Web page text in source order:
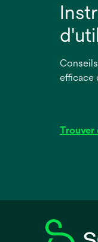
efficace
Trouver
nouvel